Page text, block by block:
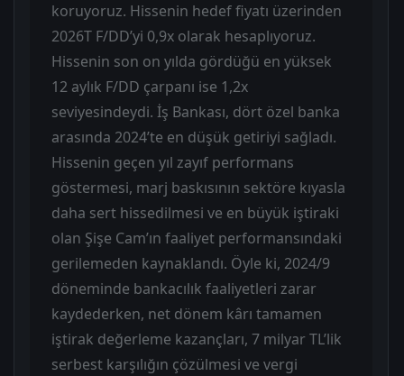
koruyoruz. Hissenin hedef fiyatı üzerinden
2026T F/DD’yi 0,9x olarak hesaplıyoruz.
Hissenin son on yılda gördüğü en yüksek
12 aylık F/DD çarpanı ise 1,2x
seviyesindeydi. İş Bankası, dört özel banka
arasında 2024’te en düşük getiriyi sağladı.
Hissenin geçen yıl zayıf performans
göstermesi, marj baskısının sektöre kıyasla
daha sert hissedilmesi ve en büyük iştiraki
olan Şişe Cam’ın faaliyet performansındaki
gerilemeden kaynaklandı. Öyle ki, 2024/9
döneminde bankacılık faaliyetleri zarar
kaydederken, net dönem kârı tamamen
iştirak değerleme kazançları, 7 milyar TL’lik
serbest karşılığın çözülmesi ve vergi